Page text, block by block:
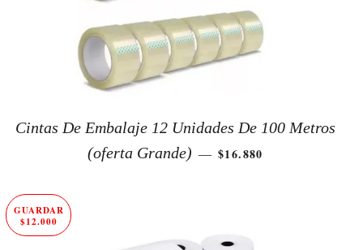
Cintas De Embalaje 12 Unidades De 100 Metros
(oferta Grande) — PRECIO DE OFERTA
$16.880
GUARDAR
$12.000